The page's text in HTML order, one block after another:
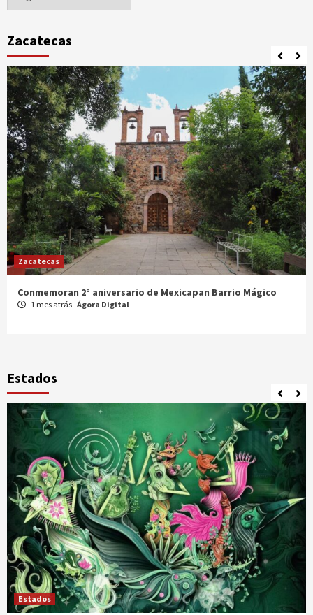
Zacatecas
Zacatecas
Celebran XX Cabalgata Toma de Zacatecas
1 mes atrás Ágora Digital
Estados
Estados